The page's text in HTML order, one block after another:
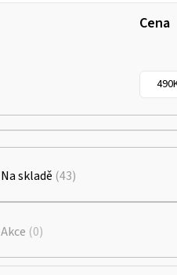
Cena
490
Na skladě 43
Akce 0